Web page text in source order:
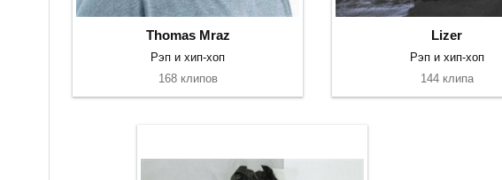
Thomas Mraz
Рэп и хип-хоп
168 клипов
Lizer
Рэп и хип-хоп
144 клипа